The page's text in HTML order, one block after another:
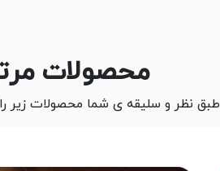
محصولات
طبق نظر و سلیقه ی شما محصولات زیر